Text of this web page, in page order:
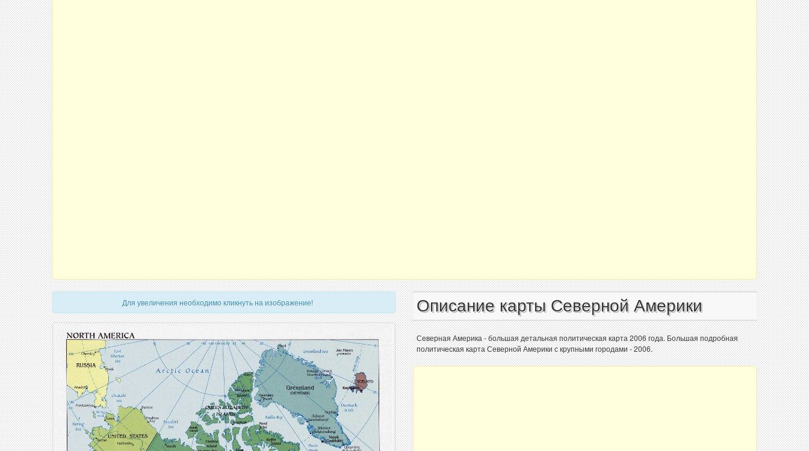
Для увеличения необходимо кликнуть на изображение! Описание карты Северной Америки
Северная Америка - большая детальная политическая карта 2006 года. Большая подробная
политическая карта Северной Америки с крупными городами - 2006.